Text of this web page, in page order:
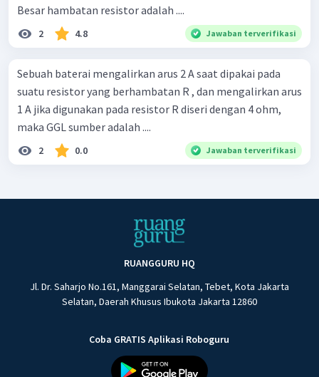
Besar hambatan resistor adalah ....
2 4.8 Jawaban terverifikasi
Sebuah baterai mengalirkan arus 2 A saat dipakai pada
suatu resistor yang berhambatan R , dan mengalirkan arus
1 A jika digunakan pada resistor R diseri dengan 4 ohm,
maka GGL sumber adalah ....
2 0.0 Jawaban terverifikasi
RUANGGURU HQ
Jl. Dr. Saharjo No.161, Manggarai Selatan, Tebet, Kota Jakarta
Selatan, Daerah Khusus Ibukota Jakarta 12860
Coba GRATIS Aplikasi Roboguru